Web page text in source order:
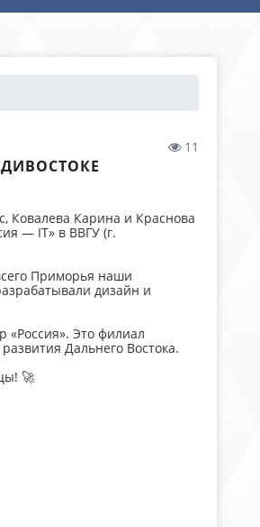
11
Ковалева Карина и Краснова
— IT» в ВВГУ (г.
Приморья наши
дизайн и
«Россия». Это филиал
Дальнего Востока.
🚀